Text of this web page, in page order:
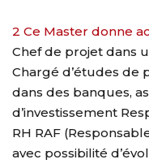
2 Ce Master donne
Chef de projet dans
Chargé d’études de
dans des banques,
d’investissement
RH RAF
avec possibilité